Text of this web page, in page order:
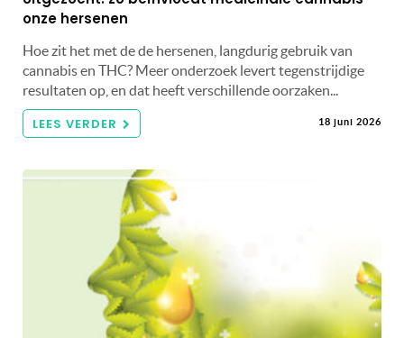
onze hersenen
Hoe zit het met de de hersenen, langdurig gebruik van
cannabis en THC? Meer onderzoek levert tegenstrijdige
resultaten op, en dat heeft verschillende oorzaken...
LEES VERDER 18 juni 2026